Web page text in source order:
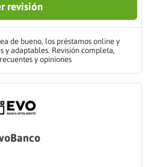
revisión
de bueno, los préstamos online y
y adaptables. Revisión completa,
y opiniones